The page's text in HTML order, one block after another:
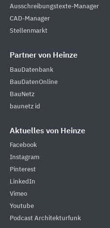
Ausschreibungstexte-Manager
CAD-Manager
Stellenmarkt
Partner von Heinze
BauDatenbank
BauDatenOnline
BauNetz
baunetz id
Aktuelles von Heinze
Facebook
Instagram
Pinterest
LinkedIn
Vimeo
Youtube
Podcast Architekturfunk